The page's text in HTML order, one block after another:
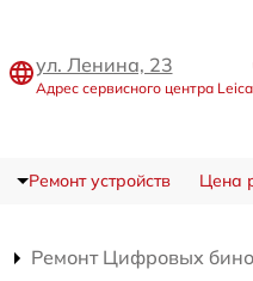
ул. Ленина, 23
Адрес сервисного центра Leica
Ремонт устройств Цена
Ремонт Цифровых